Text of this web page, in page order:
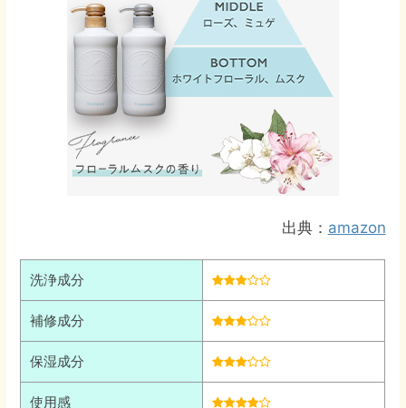
出典： amazon
洗浄成分
補修成分
保湿成分
使用感